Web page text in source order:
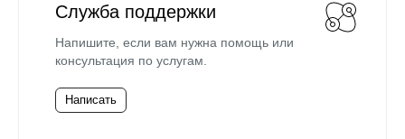
Служба поддержки
Напишите, если вам нужна помощь или
консультация по услугам.
Написать